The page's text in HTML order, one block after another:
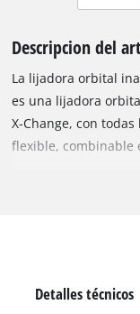
Descripcion del
La lijadora orbital
es una lijadora
X-Change, con
flexible, combinable
superficies lisas,
superficies de
Detalles técnicos